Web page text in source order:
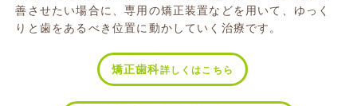
善させたい場合に、専用の矯正装置などを用いて、ゆっく
りと歯をあるべき位置に動かしていく治療です。
矯正歯科詳しくはこちら